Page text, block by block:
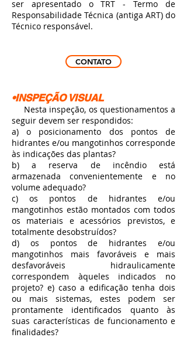
ser apresentado o TRT - Termo de
Responsabilidade Técnica (antiga ART) do
Técnico responsável.
CONTATO
•INSPEÇÃO VISUAL
Nesta inspeção, os questionamentos a
seguir devem ser respondidos:
a) o posicionamento dos pontos de
hidrantes e/ou mangotinhos corresponde
às indicações das plantas?
b) a reserva de incêndio está
armazenada convenientemente e no
volume adequado?
c) os pontos de hidrantes e/ou
mangotinhos estão montados com todos
os materiais e acessórios previstos, e
totalmente desobstruídos?
d) os pontos de hidrantes e/ou
mangotinhos mais favoráveis e mais
desfavoráveis hidraulicamente
correspondem àqueles indicados no
projeto? e) caso a edificação tenha dois
ou mais sistemas, estes podem ser
prontamente identificados quanto às
suas características de funcionamento e
finalidades?